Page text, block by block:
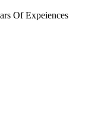
Of Expeiences